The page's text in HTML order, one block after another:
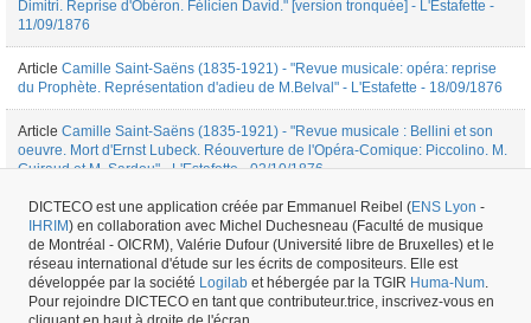
Dimitri. Reprise d'Obéron. Félicien David." [version tronquée] - L'Estafette -
11/09/1876
Article Camille Saint-Saëns (1835-1921) - "Revue musicale: opéra: reprise
du Prophète. Représentation d'adieu de M.Belval" - L'Estafette - 18/09/1876
Article Camille Saint-Saëns (1835-1921) - "Revue musicale : Bellini et son
oeuvre. Mort d'Ernst Lubeck. Réouverture de l'Opéra-Comique: Piccolino. M.
Guiraud et M. Sardou" - L'Estafette - 02/10/1876
1 | 2 Suivant »
20 résultats
Périodique #15477 -créé le 14/06/2017 par Emmanuel Reibel
DICTECO est une application créée par Emmanuel Reibel (ENS Lyon -
IHRIM) en collaboration avec Michel Duchesneau (Faculté de musique
de Montréal - OICRM), Valérie Dufour (Université libre de Bruxelles) et le
réseau international d'étude sur les écrits de compositeurs. Elle est
développée par la société Logilab et hébergée par la TGIR Huma-Num.
Pour rejoindre DICTECO en tant que contributeur.trice, inscrivez-vous en